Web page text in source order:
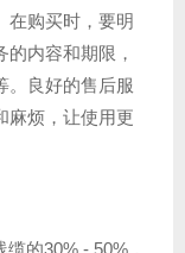
在购买时，要明
内容和期限，
。良好的售后服
麻烦，让使用更
的30% - 50%，